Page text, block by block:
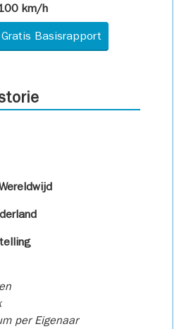
km/h
Basisrapport
per Eigenaar